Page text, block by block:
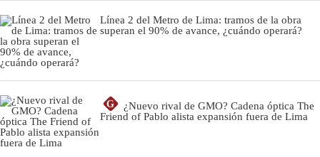
Línea 2 del Metro de Lima: tramos de la obra
superan el 90% de avance, ¿cuándo operará?
G
¿Nuevo rival de GMO? Cadena óptica The
Friend of Pablo alista expansión fuera de Lima